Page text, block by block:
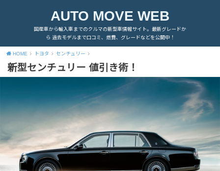
AUTO MOVE WEB
国産車から輸入車までのクルマの新型車情報サイト。最新グレードか
ら 過去モデルまで口コミ、燃費、グレードなどを公開中！
HOME トヨタ センチュリー
新型センチュリー 値引き術！